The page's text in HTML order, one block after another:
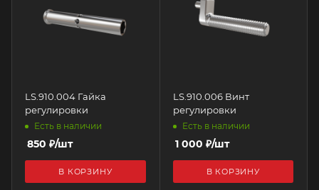
LS.910.004 Гайка
регулировки
Есть в наличии
850 ₽/шт
В КОРЗИНУ
LS.910.006 Винт
регулировки
Есть в наличии
1 000 ₽/шт
В КОРЗИНУ